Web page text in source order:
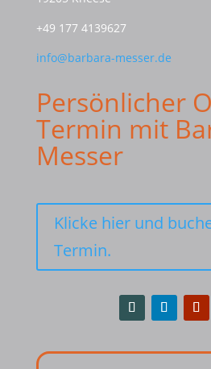
+49 177 4139627
info@barbara-messer.de
Persönlicher
Termin mit
Messer
Klicke hier und
Termin.